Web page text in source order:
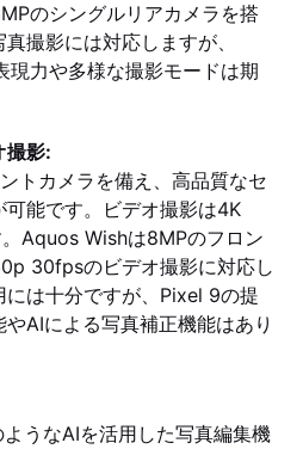
のシングルリアカメラを搭
撮影には対応しますが、
現力や多様な撮影モードは期
撮影:
トカメラを備え、高品質なセ
能です。ビデオ撮影は4K
Aquos Wishは8MPのフロン
30fpsのビデオ撮影に対応し
は十分ですが、Pixel 9の提
AIによる写真補正機能はあり
うなAIを活用した写真編集機